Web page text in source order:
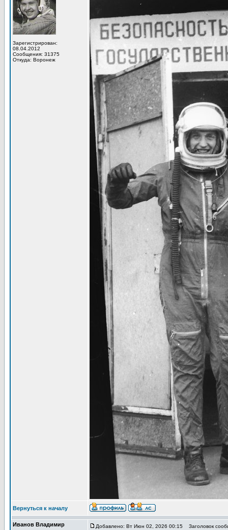
Зарегистрирован:
08.04.2012
Сообщения: 31375
Откуда: Воронеж
Вернуться к началу
Иванов Владимир Добавлено: Вт Июн 02, 2026 00:15 Заголовок